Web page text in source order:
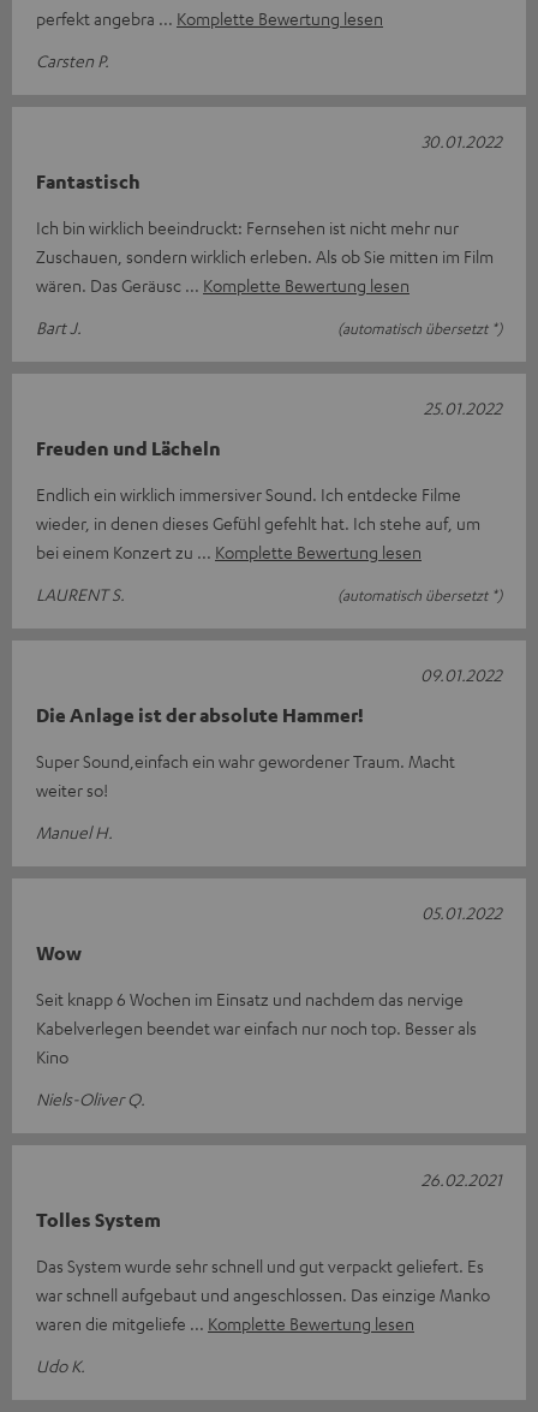
perfekt angebra
Komplette Bewertung lesen
Carsten P.
Fantastisch
Ich bin wirklich beeindruckt: Fernsehen ist nicht mehr nur
Zuschauen, sondern wirklich erleben. Als ob Sie mitten im Film
wären. Das Geräusc
Komplette Bewertung lesen
Bart J.
(automatisch übersetzt *)
30.01.2022
Freuden und Lächeln
Endlich ein wirklich immersiver Sound. Ich entdecke Filme
wieder, in denen dieses Gefühl gefehlt hat. Ich stehe auf, um
bei einem Konzert zu
Komplette Bewertung lesen
LAURENT S.
(automatisch übersetzt *)
25.01.2022
Die Anlage ist der absolute Hammer!
Super Sound,einfach ein wahr gewordener Traum. Macht
weiter so!
Manuel H.
09.01.2022
Wow
Seit knapp 6 Wochen im Einsatz und nachdem das nervige
Kabelverlegen beendet war einfach nur noch top. Besser als
Kino
Niels-Oliver Q.
05.01.2022
Tolles System
Das System wurde sehr schnell und gut verpackt geliefert. Es
war schnell aufgebaut und angeschlossen. Das einzige Manko
waren die mitgeliefe
Komplette Bewertung lesen
Udo K.
26.02.2021